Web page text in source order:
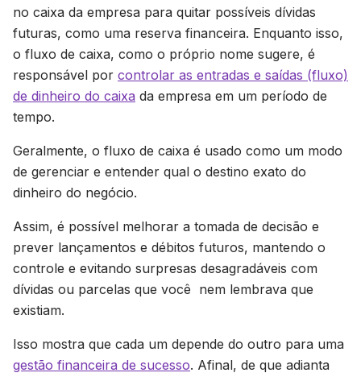
no caixa da empresa para quitar possíveis dívidas
futuras, como uma reserva financeira. Enquanto isso,
o fluxo de caixa, como o próprio nome sugere, é
responsável por controlar as entradas e saídas (fluxo)
de dinheiro do caixa da empresa em um período de
tempo.
Geralmente, o fluxo de caixa é usado como um modo
de gerenciar e entender qual o destino exato do
dinheiro do negócio.
Assim, é possível melhorar a tomada de decisão e
prever lançamentos e débitos futuros, mantendo o
controle e evitando surpresas desagradáveis com
dívidas ou parcelas que você nem lembrava que
existiam.
Isso mostra que cada um depende do outro para uma
gestão financeira de sucesso. Afinal, de que adianta